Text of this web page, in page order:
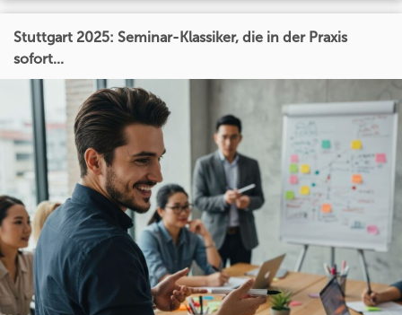
Stuttgart 2025: Seminar-Klassiker, die in der Praxis
sofort...